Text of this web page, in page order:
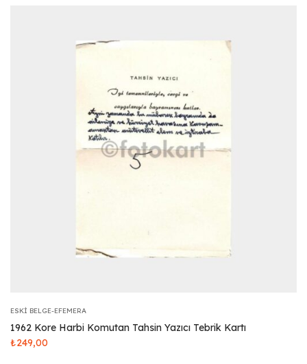
ESKI BELGE-EFEMERA
1962 Kore Harbi Komutan Tahsin Yazıcı Tebrik Kartı
₺249,00